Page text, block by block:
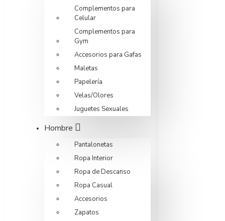
Complementos para
Celular
Complementos para
Gym
Accesorios para Gafas
Maletas
Papelería
Velas/Olores
Juguetes Sexuales
Hombre
Pantalonetas
Ropa Interior
Ropa de Descanso
Ropa Casual
Accesorios
Zapatos